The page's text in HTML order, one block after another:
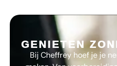
GENIETEN
Bij Cheffrey hoef je je